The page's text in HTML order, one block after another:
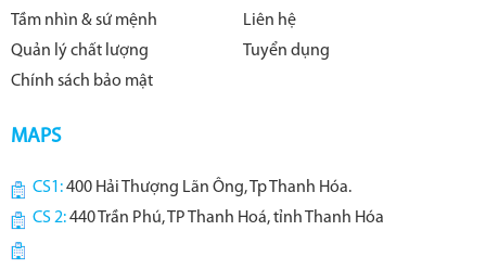
Tầm nhìn & sứ mệnh
Liên hệ
Quản lý chất lượng
Tuyển dụng
Chính sách bảo mật
MAPS
CS1:400 Hải Thượng Lãn Ông, Tp Thanh Hóa.
CS 2:440 Trần Phú, TP Thanh Hoá, tỉnh Thanh Hóa